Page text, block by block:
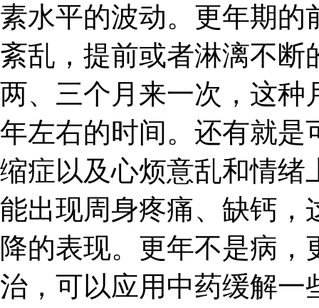
素水平的波动。更年期的
紊乱，提前或者淋漓不断
两、三个月来一次，这种
年左右的时间。还有就是
缩症以及心烦意乱和情绪
能出现周身疼痛、缺钙，
降的表现。更年不是病
治，可以应用中药缓解一